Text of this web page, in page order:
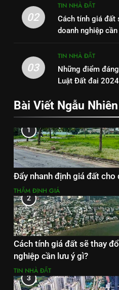
02
TIN NHÀ ĐẤT
Cách tính giá đất
doanh nghiệp
03
TIN NHÀ ĐẤT
Những điểm
Luật Đất đai 2024
Bài Viết Ngẫu Nhiên
1
Đẩy nhanh định giá đất cho
THẨM ĐỊNH GIÁ
2
Cách tính giá đất sẽ thay
nghiệp cần lưu ý gì?
TIN NHÀ ĐẤT
3